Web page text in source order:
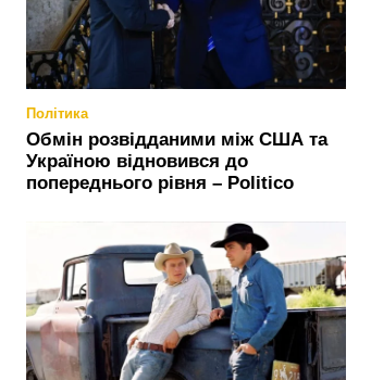
Політика
Обмін розвідданими між США та
Україною відновився до
попереднього рівня – Politico